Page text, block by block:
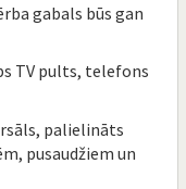
gabals būs gan
TV pults, telefons
palielināts
pusaudžiem un